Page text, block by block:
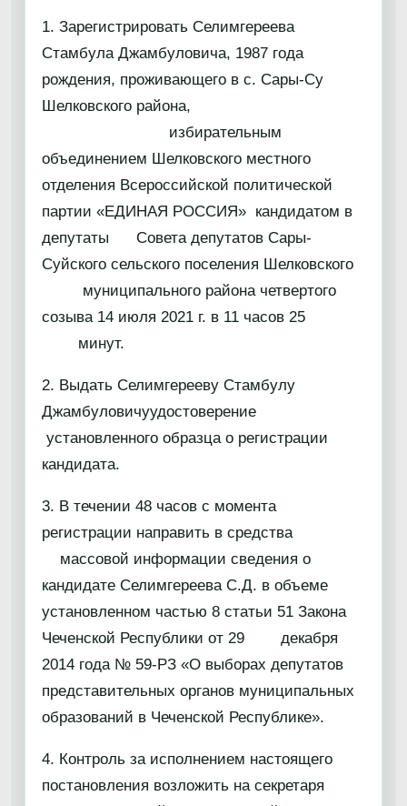
1. Зарегистрировать Селимгереева
Стамбула Джамбуловича, 1987 года
рождения, проживающего в с. Сары-Су
Шелковского района,
избирательным
объединением Шелковского местного
отделения Всероссийской политической
партии «ЕДИНАЯ РОССИЯ» кандидатом в
депутаты Совета депутатов Сары-
Суйского сельского поселения Шелковского
муниципального района четвертого
созыва 14 июля 2021 г. в 11 часов 25
минут.
2. Выдать Селимгерееву Стамбулу
Джамбуловичуудостоверение
установленного образца о регистрации
кандидата.
3. В течении 48 часов с момента
регистрации направить в средства
массовой информации сведения о
кандидате Селимгереева С.Д. в объеме
установленном частью 8 статьи 51 Закона
Чеченской Республики от 29 декабря
2014 года № 59-РЗ «О выборах депутатов
представительных органов муниципальных
образований в Чеченской Республике».
4. Контроль за исполнением настоящего
постановления возложить на секретаря